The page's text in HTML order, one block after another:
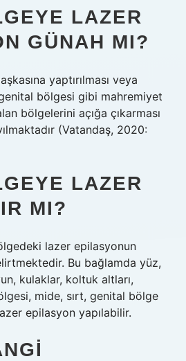
LAZER
GÜNAH MI?
yaptırılması veya
genital bölgesi gibi mahremiyet
bölgelerini açığa çıkarması
(Vatandaş, 2020:
LAZER
MI?
lazer epilasyonun
Bu bağlamda yüz,
kulaklar, koltuk altları,
mide, sırt, genital bölge
epilasyon yapılabilir.